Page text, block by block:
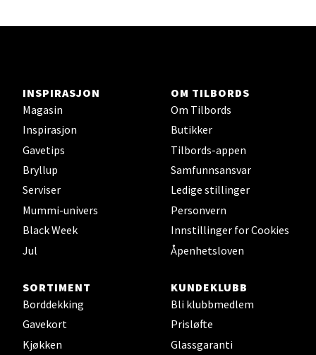
INSPIRASJON
Magasin
Inspirasjon
Gavetips
Bryllup
Serviser
Mummi-univers
Black Week
Jul
OM TILBORDS
Om Tilbords
Butikker
Tilbords-appen
Samfunnsansvar
Ledige stillinger
Personvern
Innstillinger for Cookies
Åpenhetsloven
SORTIMENT
Borddekking
Gavekort
Kjøkken
KUNDEKLUBB
Bli klubbmedlem
Prisløfte
Glassgaranti
Ski - Thon Senter Ski
0 i butikk
Sortland - Sortland Storsenter
Strangata 26, 8400 Sortland